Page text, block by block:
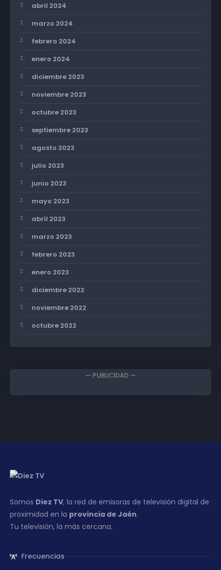
abril 2024
marzo 2024
febrero 2024
enero 2024
diciembre 2023
noviembre 2023
octubre 2023
septiembre 2023
agosto 2023
julio 2023
junio 2023
mayo 2023
abril 2023
marzo 2023
febrero 2023
enero 2023
diciembre 2022
noviembre 2022
octubre 2022
— PUBLICIDAD —
Somos Diez TV, la red de emisoras de televisión digital de
proximidad en la provincia de Jaén.
Tu televisión, la más cercana.
Frecuencias